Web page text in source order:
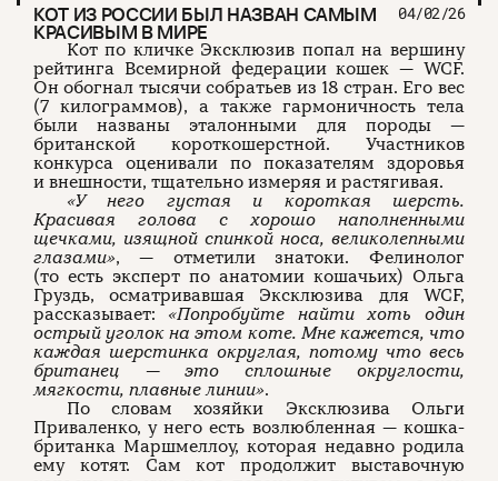
КОТ ИЗ РОССИИ БЫЛ НАЗВАН САМЫМ
КРАСИВЫМ В МИРЕ
04/02/26
Кот по кличке Эксклюзив попал на вершину
рейтинга Всемирной федерации кошек — WCF.
Он обогнал тысячи собратьев из 18 стран. Его вес
(7 килограммов), а также гармоничность тела
были названы эталонными для породы —
британской короткошерстной. Участников
конкурса оценивали по показателям здоровья
и внешности, тщательно измеряя и растягивая.
«У него густая и короткая шерсть.
Красивая голова с хорошо наполненными
щечками, изящной спинкой носа, великолепными
глазами», — отметили знатоки. Фелинолог
(то есть эксперт по анатомии кошачьих) Ольга
Груздь, осматривавшая Эксклюзива для WCF,
рассказывает: «Попробуйте найти хоть один
острый уголок на этом коте. Мне кажется, что
каждая шерстинка округлая, потому что весь
британец — это сплошные округлости,
мягкости, плавные линии».
По словам хозяйки Эксклюзива Ольги
Приваленко, у него есть возлюбленная — кошка-
британка Маршмеллоу, которая недавно родила
ему котят. Сам кот продолжит выставочную